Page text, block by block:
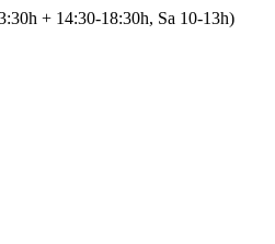
+ 14:30-18:30h, Sa 10-13h)